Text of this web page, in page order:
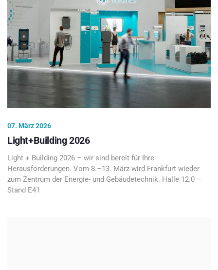
07. März 2026
Light+Building 2026
Light + Building 2026 – wir sind bereit für Ihre
Herausforderungen. Vom 8.–13. März wird Frankfurt wieder
zum Zentrum der Energie- und Gebäudetechnik. Halle 12.0 –
Stand E41